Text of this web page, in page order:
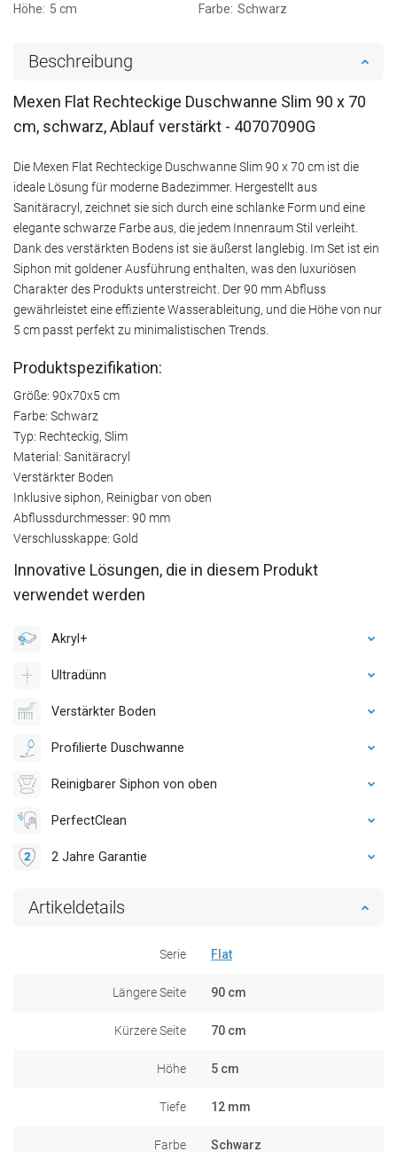
Höhe: 5 cm Farbe: Schwarz
Beschreibung
Mexen Flat Rechteckige Duschwanne Slim 90 x 70
cm, schwarz, Ablauf verstärkt - 40707090G
Die Mexen Flat Rechteckige Duschwanne Slim 90 x 70 cm ist die
ideale Lösung für moderne Badezimmer. Hergestellt aus
Sanitäracryl, zeichnet sie sich durch eine schlanke Form und eine
elegante schwarze Farbe aus, die jedem Innenraum Stil verleiht.
Dank des verstärkten Bodens ist sie äußerst langlebig. Im Set ist ein
Siphon mit goldener Ausführung enthalten, was den luxuriösen
Charakter des Produkts unterstreicht. Der 90 mm Abfluss
gewährleistet eine effiziente Wasserableitung, und die Höhe von nur
5 cm passt perfekt zu minimalistischen Trends.
Produktspezifikation:
Größe: 90x70x5 cm
Farbe: Schwarz
Typ: Rechteckig, Slim
Material: Sanitäracryl
Verstärkter Boden
Inklusive siphon, Reinigbar von oben
Abflussdurchmesser: 90 mm
Verschlusskappe: Gold
Innovative Lösungen, die in diesem Produkt
verwendet werden
Akryl+
Ultradünn
Verstärkter Boden
Profilierte Duschwanne
Reinigbarer Siphon von oben
PerfectClean
2 Jahre Garantie
Artikeldetails
Serie Flat
Längere Seite 90 cm
Kürzere Seite 70 cm
Höhe 5 cm
Tiefe 12 mm
Farbe Schwarz